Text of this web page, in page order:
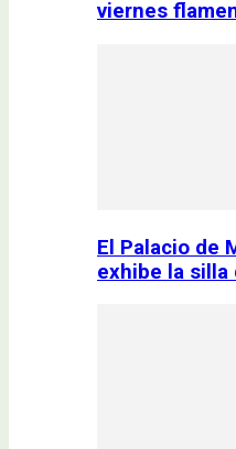
viernes
El Palacio de
exhibe la silla